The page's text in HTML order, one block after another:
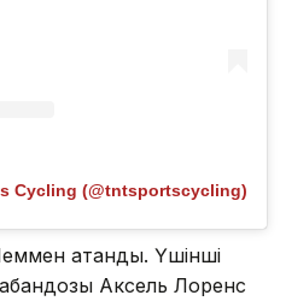
Cycling (@tntsportscycling)
атанды. Үшінші
Аксель Лоренс